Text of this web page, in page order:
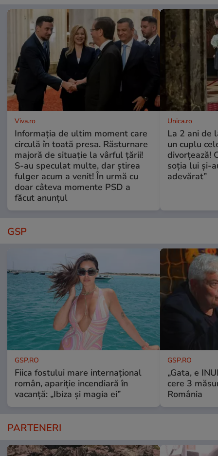
Viva.ro
Informația de ultim moment care
circulă în toată presa. Răsturnare
majoră de situație la vârful țării!
S-au speculat multe, dar știrea
fulger acum a venit! În urmă cu
doar câteva momente PSD a
făcut anunțul
Unica.ro
La 2 ani de
un cuplu
divorțează!
soția lui și-
adevărat”
GSP
GSP.RO
Fiica fostului mare internațional
român, apariție incendiară în
vacanță: „Ibiza și magia ei”
GSP.RO
„Gata, e
cere 3
România
PARTENERI